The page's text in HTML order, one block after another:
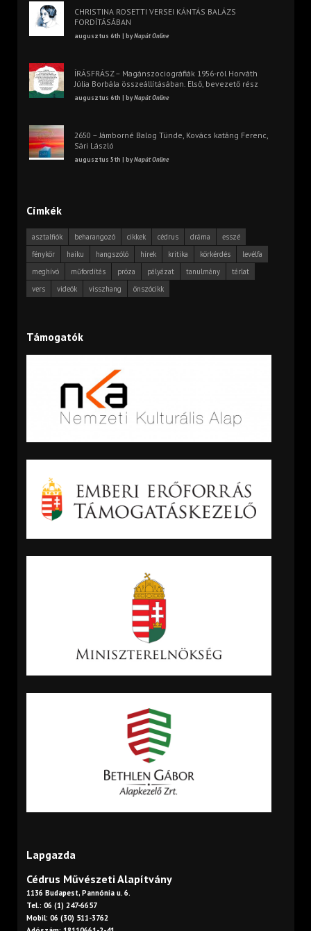
CHRISTINA ROSETTI VERSEI KÁNTÁS BALÁZS
FORDÍTÁSÁBAN
augusztus 6th | byNapút Online
ÍRÁSFRÁSZ – Magánszociográfiák 1956-ról Horváth
Júlia Borbála összeállításában. Első, bevezető rész
augusztus 6th | byNapút Online
2650 – Jámborné Balog Tünde, Kovács katáng Ferenc,
Sári László
augusztus 5th | byNapút Online
Címkék
asztalfiók beharangozó cikkek cédrus dráma
esszé
fénykör
haiku hangszóló hírek kritika körkérdés
levélfa
meghívó
műfordítás próza pályázat tanulmány
tárlat
vers
videók visszhang önszócikk
Támogatók
Lapgazda
Cédrus Művészeti Alapítvány
1136 Budapest, Pannónia u. 6.
Tel.: 06 (1) 247-6657
Mobil: 06 (30) 511-3762